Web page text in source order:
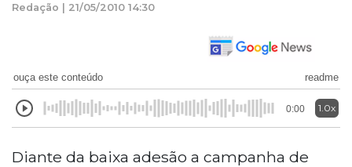
Redação | 21/05/2010 14:30
ouça este conteúdo readme
0:00 1.0x
Diante da baixa adesão a campanha de